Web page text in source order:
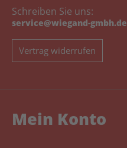
Schreiben Sie uns:
service@wiegand-gmbh.de
Vertrag widerrufen
Mein Konto